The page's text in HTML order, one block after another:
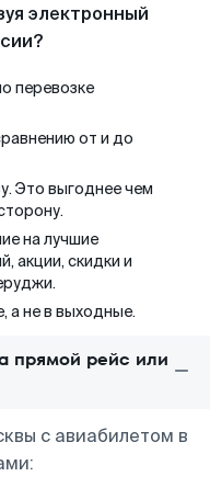
электронный
перевозке
от и до
Это выгоднее чем
на лучшие
акции, скидки и
а не в выходные.
прямой рейс или
с авиабилетом в